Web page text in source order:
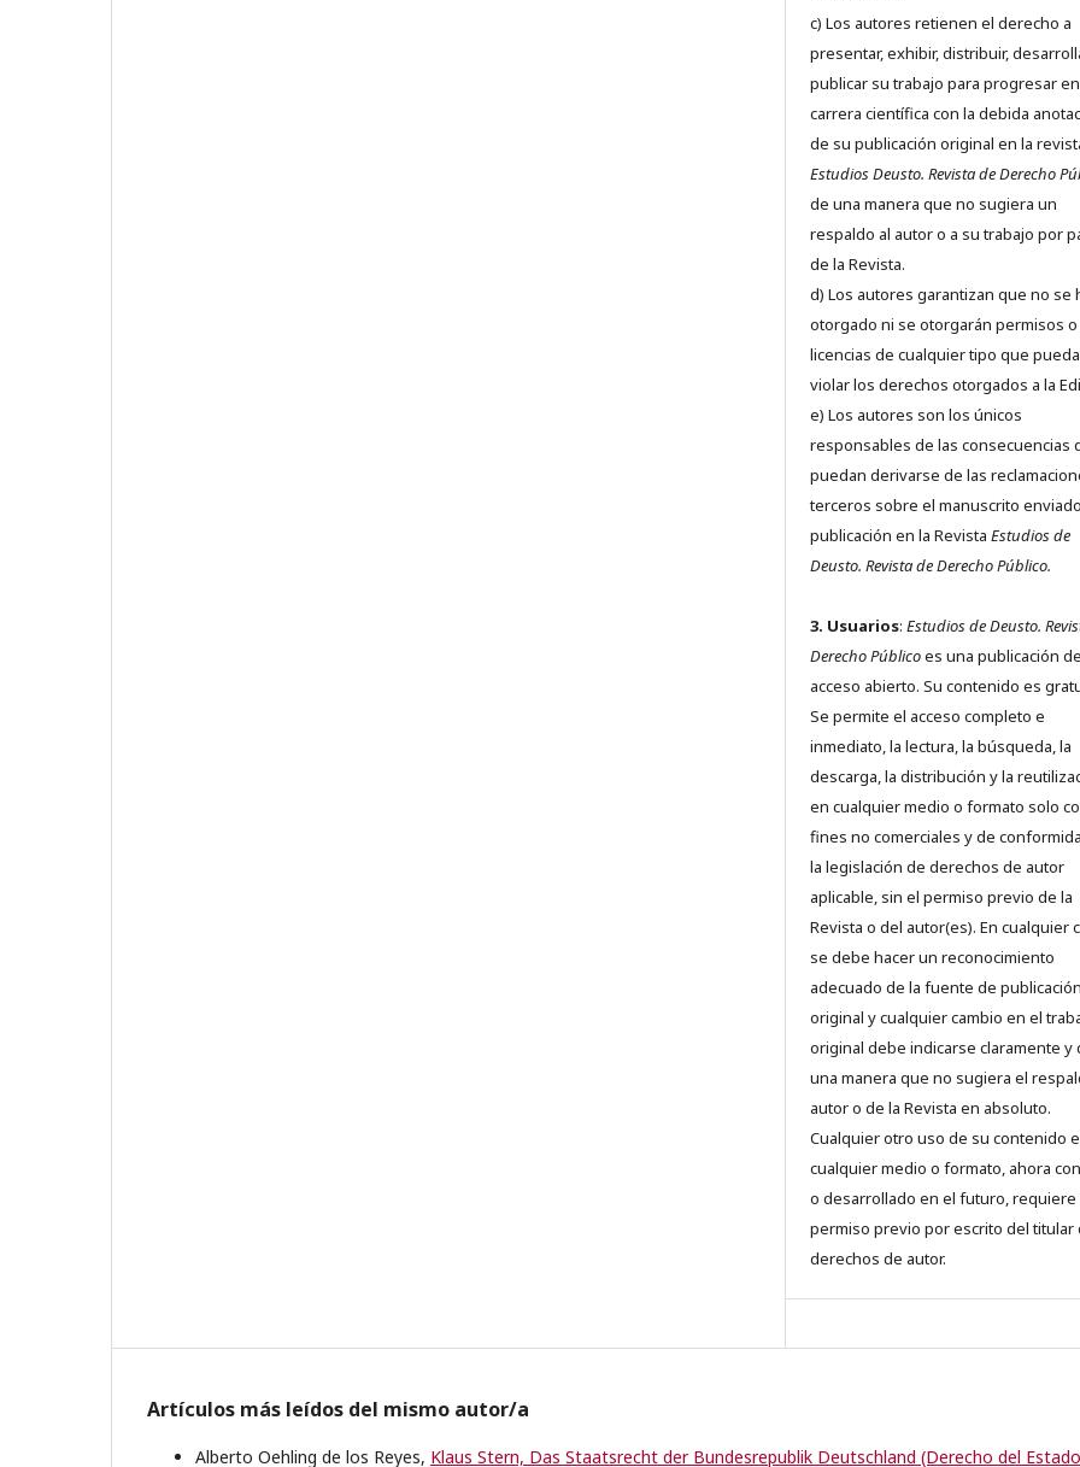
c) Los autores retienen el derecho a
presentar, exhibir, distribuir,
publicar su trabajo para progresar
carrera científica con la debida
de su publicación original en la
Estudios Deusto. Revista de Derecho
de una manera que no sugiera un
respaldo al autor o a su trabajo por
de la Revista.
d) Los autores garantizan que no se
otorgado ni se otorgarán permisos o
licencias de cualquier tipo que
violar los derechos otorgados a la
e) Los autores son los únicos
responsables de las consecuencias
puedan derivarse de las
terceros sobre el manuscrito
publicación en la Revista Estudios de
Deusto. Revista de Derecho Público.
3. Usuarios: Estudios de Deusto.
Derecho Públicoes una publicación de
acceso abierto. Su contenido es
Se permite el acceso completo e
inmediato, la lectura, la búsqueda, la
descarga, la distribución y la
en cualquier medio o formato solo
fines no comerciales y de
la legislación de derechos de autor
aplicable, sin el permiso previo de la
Revista o del autor(es). En cualquier
se debe hacer un reconocimiento
adecuado de la fuente de publicación
original y cualquier cambio en el
original debe indicarse claramente y
una manera que no sugiera el
autor o de la Revista en absoluto.
Cualquier otro uso de su contenido
cualquier medio o formato, ahora
o desarrollado en el futuro, requiere
permiso previo por escrito del titular
derechos de autor.
Artículos más leídos del mismo autor/a
Alberto Oehling de los Reyes, Klaus Stern, Das Staatsrecht der Bundesrepublik Deutschland (Derecho del